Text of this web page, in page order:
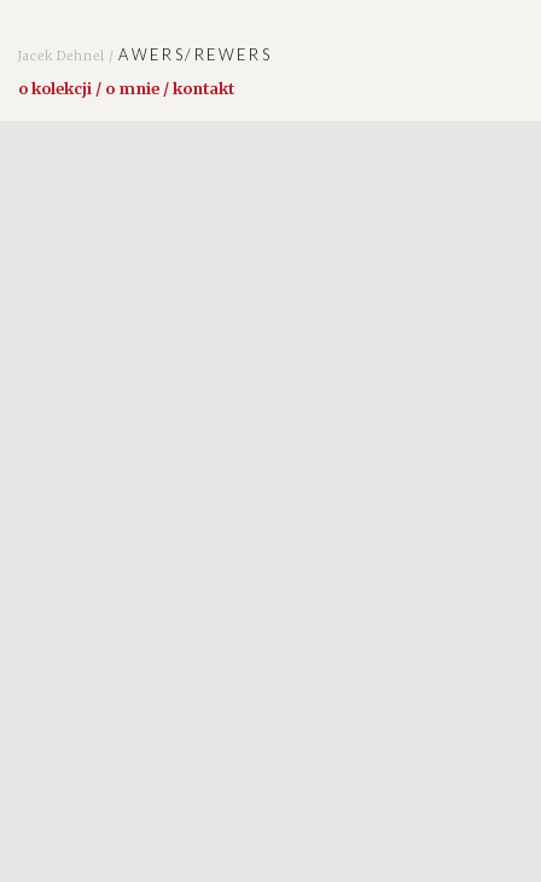
Jacek Dehnel /AWERS/REWERS
o kolekcji / o mnie / kontakt